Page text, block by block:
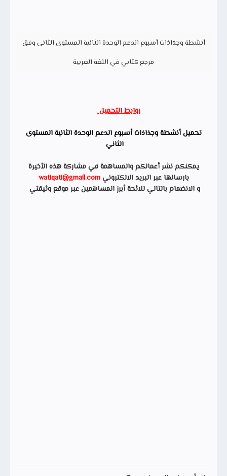
أنشطة وجذاذات أسبوع الدعم الوحدة الثانية المستوى الثاني وفق
مرجع كتابي في اللغة العربية
روابط التحميل
تحميل أنشطة وجذاذات أسبوع الدعم الوحدة الثانية المستوى
الثاني
يمكنكم نشر أعمالكم والمساهمة في مشاركة هذه الأخيرة
بارسالها عبر البريد الالكترونيwatiqati@gmail.com
و الانضمام بالتالي للائحة أبرز المساهمين عبر موقع وثيقتي